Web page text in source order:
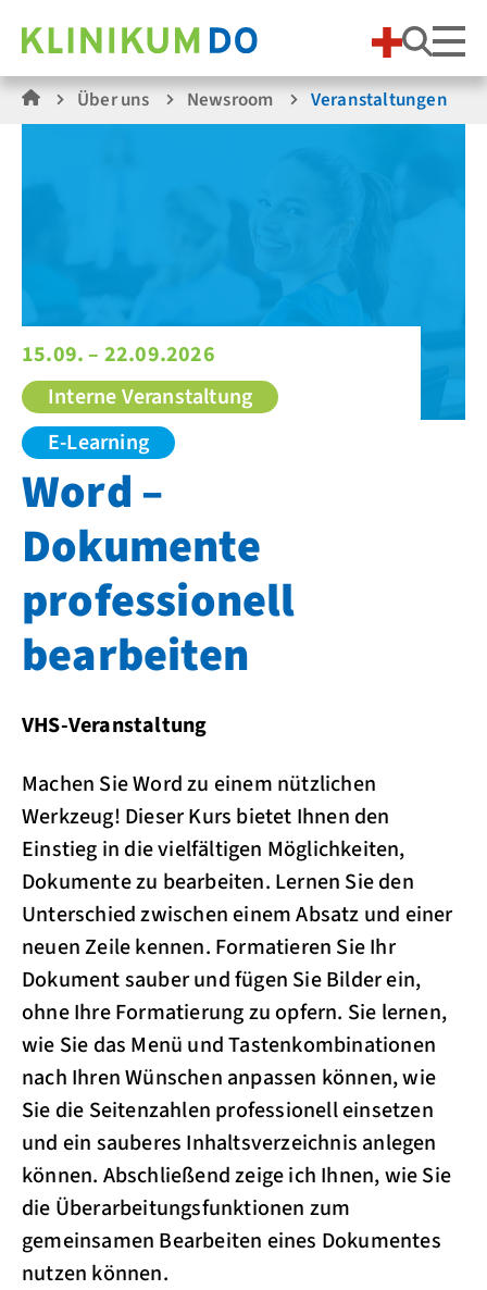
Über uns Newsroom Veranstaltungen
15.09. – 22.09.2026
Interne Veranstaltung
E-Learning
Word –
Dokumente
professionell
bearbeiten
VHS-Veranstaltung
Machen Sie Word zu einem nützlichen
Werkzeug! Dieser Kurs bietet Ihnen den
Einstieg in die vielfältigen Möglichkeiten,
Dokumente zu bearbeiten. Lernen Sie den
Unterschied zwischen einem Absatz und einer
neuen Zeile kennen. Formatieren Sie Ihr
Dokument sauber und fügen Sie Bilder ein,
ohne Ihre Formatierung zu opfern. Sie lernen,
wie Sie das Menü und Tastenkombinationen
nach Ihren Wünschen anpassen können, wie
Sie die Seitenzahlen professionell einsetzen
und ein sauberes Inhaltsverzeichnis anlegen
können. Abschließend zeige ich Ihnen, wie Sie
die Überarbeitungsfunktionen zum
gemeinsamen Bearbeiten eines Dokumentes
nutzen können.